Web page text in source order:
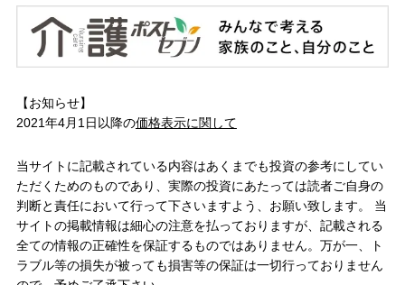
【お知らせ】
2021年4月1日以降の価格表示に関して
当サイトに記載されている内容はあくまでも投資の参考にしてい
ただくためのものであり、実際の投資にあたっては読者ご自身の
判断と責任において行って下さいますよう、お願い致します。 当
サイトの掲載情報は細心の注意を払っておりますが、記載される
全ての情報の正確性を保証するものではありません。万が一、ト
ラブル等の損失が被っても損害等の保証は一切行っておりません